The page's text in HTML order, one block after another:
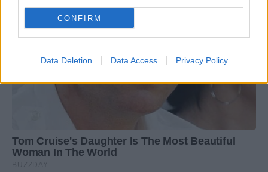
CONFIRM
Data Deletion Data Access Privacy Policy